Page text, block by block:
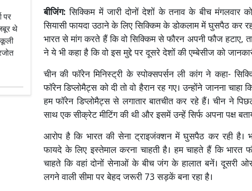
पर
थे
बीजिंग: सिक्किम में जारी दोनों देशों के तनाव के बीच मंगलवार
सियासी फायदा उठाने के लिए सिक्किम के डोकलाम में घुसपैठ कर
भारत से मांग करते हैं कि वो सिक्किम से फौरन अपनी फौज हटाए,
ने ये भी कहा है कि वो इस मुद्दे पर दूसरे देशों की एम्बेसीज को
चीन की फॉरेन मिनिस्ट्री के स्पोक्सपर्सन ली कांग ने कहा-
फॉरेन डिप्लोमैट्स को दी तो वो हैरान रह गए। उन्होंने जानना
हम फॉरेन डिप्लोमैट्स से लगातार बातचीत कर रहे हैं। चीन ने
साथ एक सीक्रेट मीटिंग की थी और इसमें उन्हें सिर्फ अपना पक्ष
आरोप है कि भारत की सेना ट्राइजंक्शन में घुसपैठ कर रही है।
फायदे के लिए इस्तेमाल करना चाहती है। हम चाहते हैं कि भारत
चाहते कि वहां दोनों सेनाओं के बीच जंग के हालात बनें। दूसरी
लगने वाली सीमा पर बेहद जरूरी 73 सड़कें बना रहा है।